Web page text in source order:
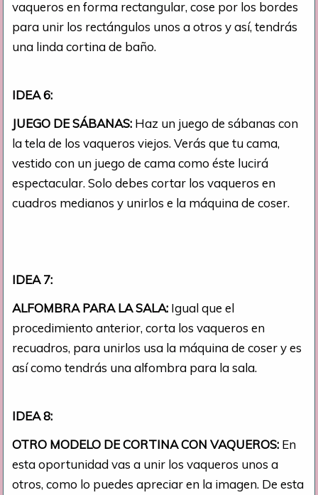
vaqueros en forma rectangular, cose por los bordes
para unir los rectángulos unos a otros y así, tendrás
una linda cortina de baño.
IDEA 6:
JUEGO DE SÁBANAS: Haz un juego de sábanas con
la tela de los vaqueros viejos. Verás que tu cama,
vestido con un juego de cama como éste lucirá
espectacular. Solo debes cortar los vaqueros en
cuadros medianos y unirlos e la máquina de coser.
IDEA 7:
ALFOMBRA PARA LA SALA: Igual que el
procedimiento anterior, corta los vaqueros en
recuadros, para unirlos usa la máquina de coser y es
así como tendrás una alfombra para la sala.
IDEA 8:
OTRO MODELO DE CORTINA CON VAQUEROS: En
esta oportunidad vas a unir los vaqueros unos a
otros, como lo puedes apreciar en la imagen. De esta